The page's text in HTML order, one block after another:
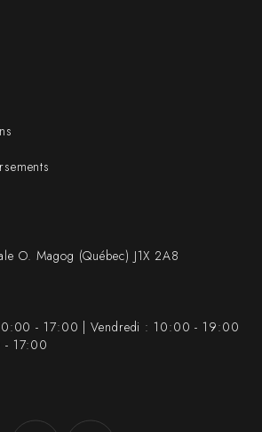
O. Magog (Québec) J1X 2A8
- 17:00 | Vendredi : 10:00 - 19:00
- 17:00